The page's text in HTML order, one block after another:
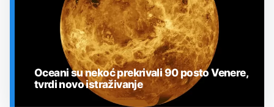
Oceani su nekoć prekrivali 90 posto Venere,
tvrdi novo istraživanje